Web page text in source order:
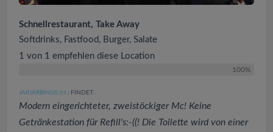
Schnellrestaurant, Take Away
Softdrinks, Fastfood, Burger, Salate
1 von 1 empfehlen diese Location
100%
JARJARBINGS (19 ) FINDET:
Modern eingerichteter, zweistöckiger Mc! Keine
Getränkestation für Refill's:-((! Die Toilette wird von einer